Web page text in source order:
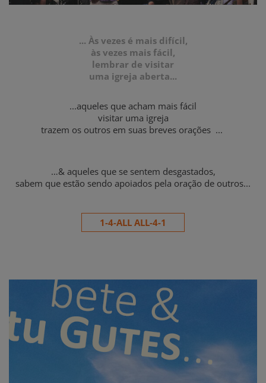
... Às vezes é mais difícil,
às vezes mais fácil,
lembrar de visitar
uma igreja aberta...
...aqueles que acham mais fácil
visitar uma igreja
trazem os outros em suas breves orações ...
…& aqueles que se sentem desgastados,
sabem que estão sendo apoiados pela oração de outros...
1-4-ALL ALL-4-1